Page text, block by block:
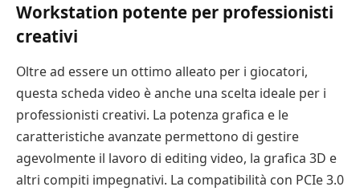
Workstation potente per professionisti
creativi
Oltre ad essere un ottimo alleato per i giocatori,
questa scheda video è anche una scelta ideale per i
professionisti creativi. La potenza grafica e le
caratteristiche avanzate permettono di gestire
agevolmente il lavoro di editing video, la grafica 3D e
altri compiti impegnativi. La compatibilità con PCIe 3.0